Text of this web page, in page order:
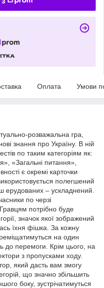
Оплата Умови
розважальна гра,
знання про Україну. В ній
по таким категоріям як:
«Загальні питання»,
є окремі карточки
полегшений
ерудованих – ускладнений.
по черзі
потрібно буде
значок якої зображений
їхня фішка. За кожну
на один
до перемоги. Крім цього, на
з пропусками ходу.
який дасть вам змогу
що значно збільшить
боку, зустрічатимуться